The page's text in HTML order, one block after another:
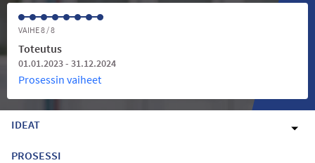
VAIHE 8 / 8
Toteutus
01.01.2023 - 31.12.2024
Prosessin vaiheet
IDEAT
PROSESSI